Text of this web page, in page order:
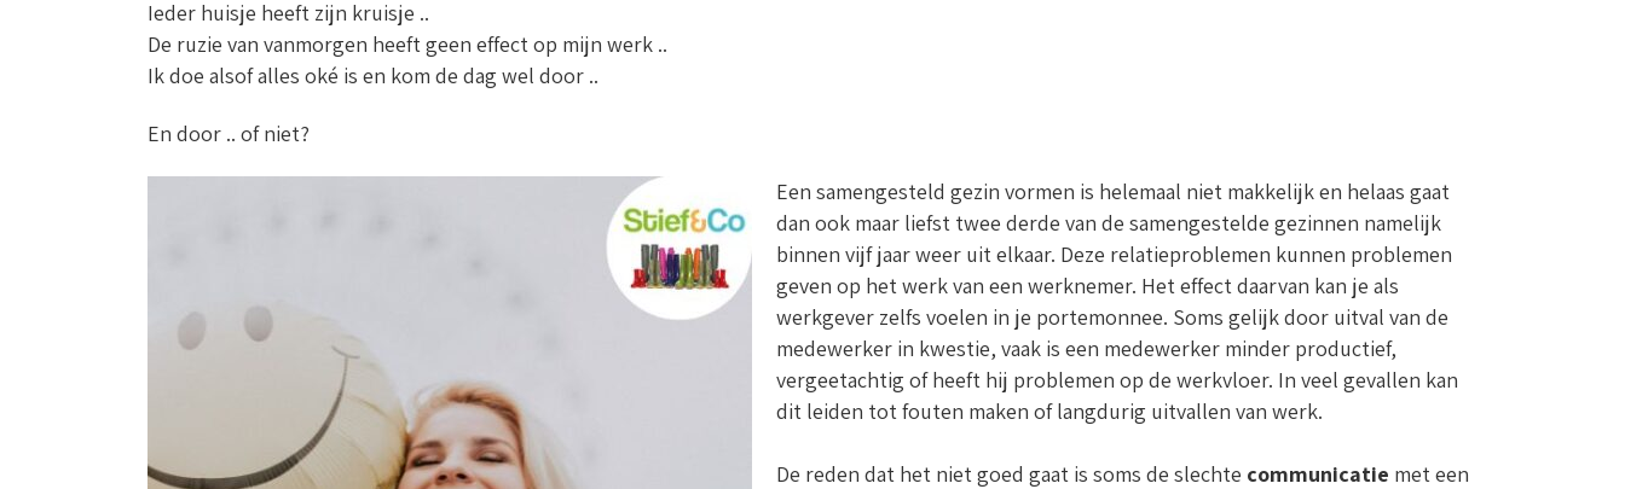
Ieder huisje heeft zijn kruisje ..
De ruzie van vanmorgen heeft geen effect op mijn werk ..
Ik doe alsof alles oké is en kom de dag wel door ..
En door .. of niet?
Een samengesteld gezin vormen is helemaal niet makkelijk en helaas gaat
dan ook maar liefst twee derde van de samengestelde gezinnen namelijk
binnen vijf jaar weer uit elkaar. Deze relatieproblemen kunnen problemen
geven op het werk van een werknemer. Het effect daarvan kan je als
werkgever zelfs voelen in je portemonnee. Soms gelijk door uitval van de
medewerker in kwestie, vaak is een medewerker minder productief,
vergeetachtig of heeft hij problemen op de werkvloer. In veel gevallen kan
dit leiden tot fouten maken of langdurig uitvallen van werk.
De reden dat het niet goed gaat is soms de slechte communicatie met een